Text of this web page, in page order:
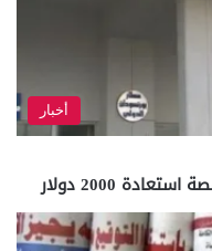
أخبار
2000 دولار